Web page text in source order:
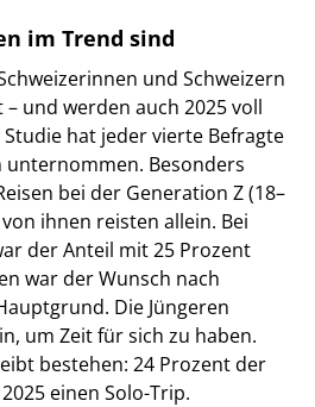
im Trend sind
und Schweizern
und werden auch 2025 voll
hat jeder vierte Befragte
unternommen. Besonders
bei der Generation Z (18–
ihnen reisten allein. Bei
der Anteil mit 25 Prozent
war der Wunsch nach
Die Jüngeren
um Zeit für sich zu haben.
bestehen: 24 Prozent der
einen Solo-Trip.